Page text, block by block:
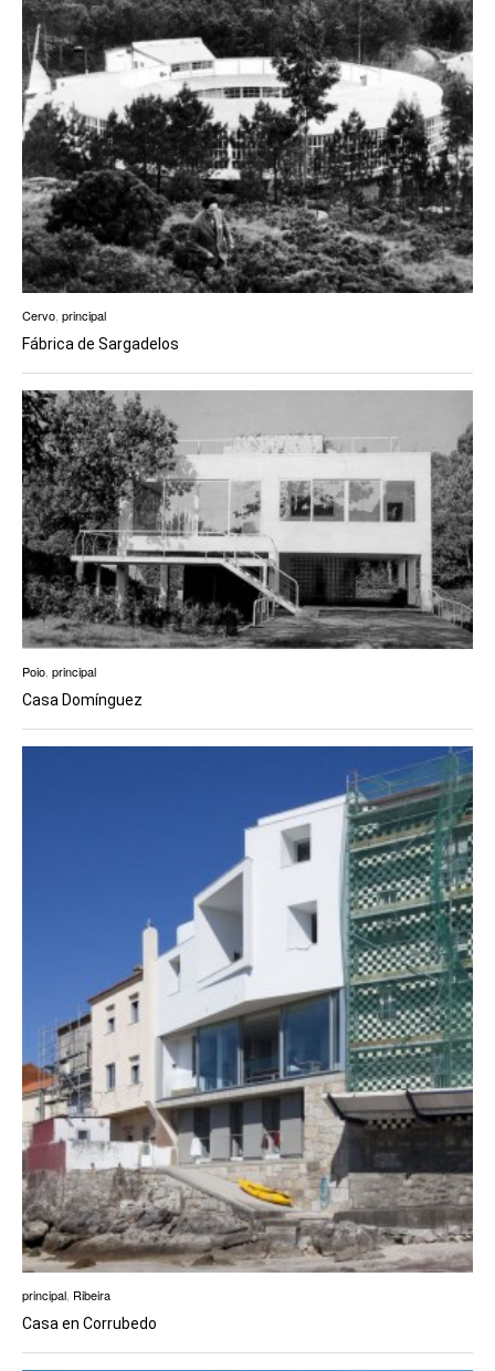
Cervo principal
Fábrica de Sargadelos
Poio principal
Casa Domínguez
principal Ribeira
Casa en Corrubedo